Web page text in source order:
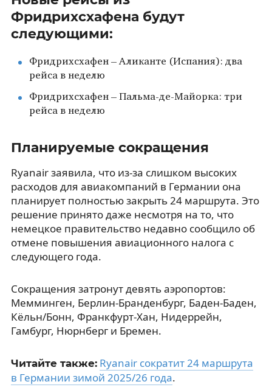
Фридрихсхафена будут
следующими:
Фридрихсхафен – Аликанте (Испания): два
рейса в неделю
Фридрихсхафен – Пальма-де-Майорка: три
рейса в неделю
Планируемые сокращения
Ryanair заявила, что из-за слишком высоких
расходов для авиакомпаний в Германии она
планирует полностью закрыть 24 маршрута. Это
решение принято даже несмотря на то, что
немецкое правительство недавно сообщило об
отмене повышения авиационного налога с
следующего года.
Сокращения затронут девять аэропортов:
Мемминген, Берлин-Бранденбург, Баден-Баден,
Кёльн/Бонн, Франкфурт-Хан, Нидеррейн,
Гамбург, Нюрнберг и Бремен.
Читайте также: Ryanair сократит 24 маршрута
в Германии зимой 2025/26 года.